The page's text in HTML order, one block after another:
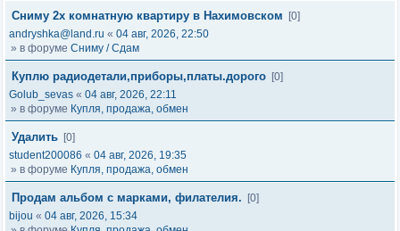
Сниму 2х комнатную квартиру в Нахимовском
[0]
andryshka@land.ru « 04 авг, 2026, 22:50
» в форуме Сниму / Сдам
Куплю радиодетали,приборы,платы.дорого [0]
Golub_sevas « 04 авг, 2026, 22:11
» в форуме Купля, продажа, обмен
Удалить [0]
student200086 « 04 авг, 2026, 19:35
» в форуме Купля, продажа, обмен
Продам альбом с марками, филателия.
[0]
bijou « 04 авг, 2026, 15:34